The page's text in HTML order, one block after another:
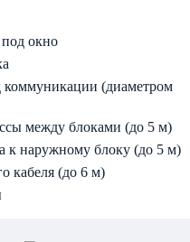
окно
коммуникации (диаметром
между блоками (до 5 м)
к наружному блоку (до 5 м)
кабеля (до 6 м)